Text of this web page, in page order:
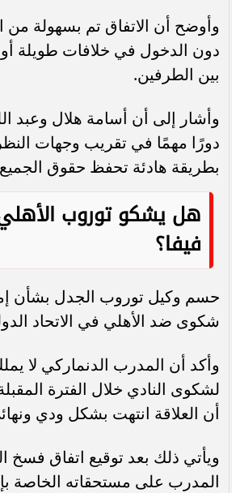
وأوضح أن الاتفاق تم بسهولة من
دون الدخول في خلافات طويلة أو
بين الطرفين.
وأشار إلى أن أسامة هلال وعبد
دورًا مهمًا في تقريب وجهات
بطريقة هادئة تحفظ حقوق
هل يشكو توروب
فيفا؟
حسم وكيل توروب الجدل بشأن
شكوى ضد الأهلي في الاتحاد
وأكد أن المدرب الدنماركي لا
لشكوى النادي خلال الفترة
أن العلاقة انتهت بشكل ودي
ويأتي ذلك بعد توقيع اتفاق فسخ
المدرب على مستحقاته الخاصة